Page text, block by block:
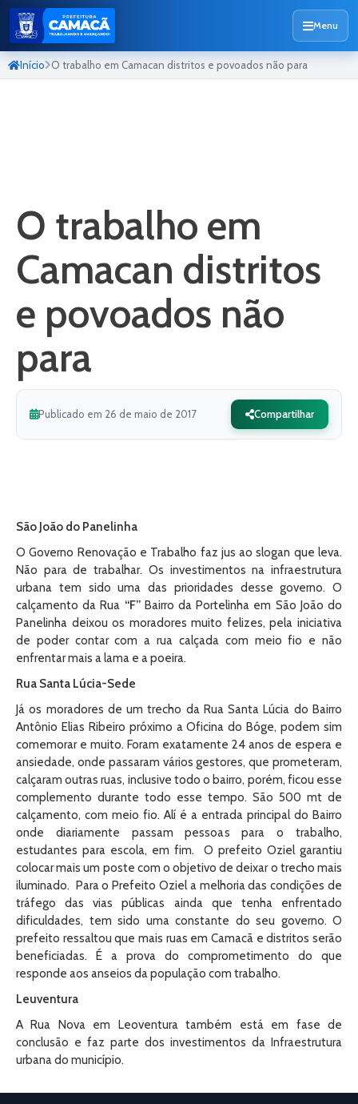
Menu
Início O trabalho em Camacan distritos e povoados não para
O trabalho em
Camacan distritos
e povoados não
para
Publicado em 26 de maio de 2017 Compartilhar
São João do Panelinha
O Governo Renovação e Trabalho faz jus ao slogan que leva.
Não para de trabalhar. Os investimentos na infraestrutura
urbana tem sido uma das prioridades desse governo. O
calçamento da Rua “F”Bairro da Portelinha em São João do
Panelinha deixou os moradores muito felizes, pela iniciativa
de poder contar com a rua calçada com meio fio e não
enfrentar mais a lama e a poeira.
Rua Santa Lúcia-Sede
Já os moradores de um trecho da Rua Santa Lúcia do Bairro
Antônio Elias Ribeiro próximo a Oficina do Bóge, podem sim
comemorar e muito. Foram exatamente 24 anos de espera e
ansiedade, onde passaram vários gestores, que prometeram,
calçaram outras ruas, inclusive todo o bairro, porém, ficou esse
complemento durante todo esse tempo. São 500 mt de
calçamento, com meio fio. Alí é a entrada principal do Bairro
onde diariamente passam pessoas para o trabalho,
estudantes para escola, em fim. O prefeito Oziel garantiu
colocar mais um poste com o objetivo de deixar o trecho mais
iluminado. Para o Prefeito Oziel a melhoria das condições de
tráfego das vias públicas ainda que tenha enfrentado
dificuldades, tem sido uma constante do seu governo. O
prefeito ressaltou que mais ruas em Camacã e distritos serão
beneficiadas. É a prova do comprometimento do que
responde aos anseios da população com trabalho.
Leuventura
A Rua Nova em Leoventura também está em fase de
conclusão e faz parte dos investimentos da Infraestrutura
urbana do município.